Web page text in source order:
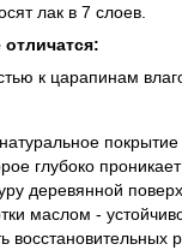
лак в 7 слоев.
к царапинам
глубоко
деревянной
маслом -
восстановительных